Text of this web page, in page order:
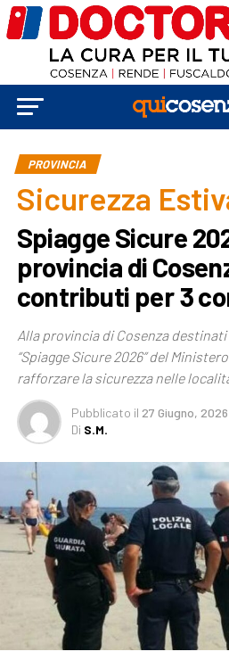
PROVINCIA
Sicurezza
Spiagge Sicure
provincia di
contributi per 3
Alla provincia di Cosenza
“Spiagge Sicure 2026” del
rafforzare la sicurezza nelle
Pubblicato il 27 Giugno, 2026
Di S.M.